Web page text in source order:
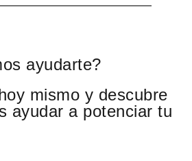
ayudarte?
mismo y descubre
ayudar a potenciar tu